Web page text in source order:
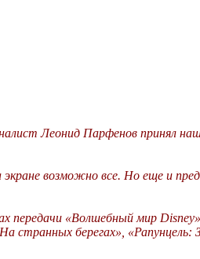
Леонид Парфенов принял
возможно все. Но еще и
передачи «Волшебный мир
странных берегах»,